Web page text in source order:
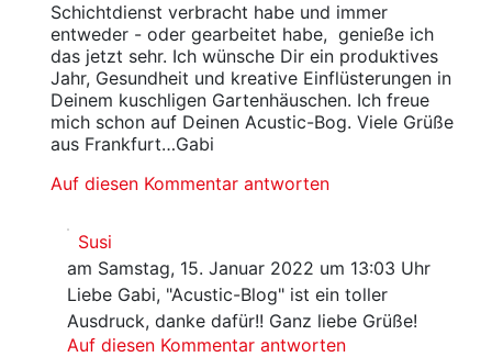
Schichtdienst verbracht habe und immer
entweder - oder gearbeitet habe, genieße ich
das jetzt sehr. Ich wünsche Dir ein produktives
Jahr, Gesundheit und kreative Einflüsterungen in
Deinem kuschligen Gartenhäuschen. Ich freue
mich schon auf Deinen Acustic-Bog. Viele Grüße
aus Frankfurt…Gabi
Auf diesen Kommentar antworten
Susi
am Samstag, 15. Januar 2022 um 13:03 Uhr
Liebe Gabi, "Acustic-Blog" ist ein toller
Ausdruck, danke dafür!! Ganz liebe Grüße!
Auf diesen Kommentar antworten